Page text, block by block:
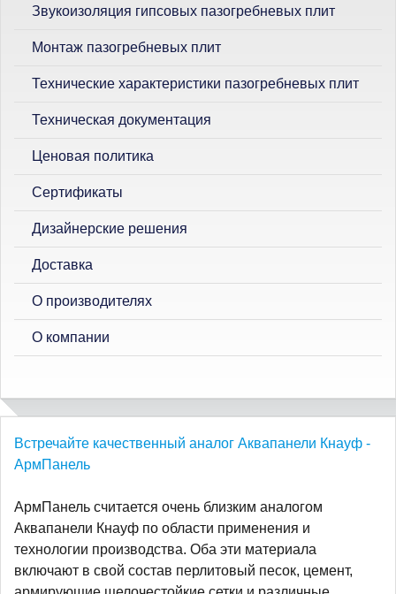
Звукоизоляция гипсовых пазогребневых плит
Монтаж пазогребневых плит
Технические характеристики пазогребневых плит
Техническая документация
Ценовая политика
Сертификаты
Дизайнерские решения
Доставка
О производителях
О компании
Встречайте качественный аналог Аквапанели Кнауф -
АрмПанель
АрмПанель считается очень близким аналогом
Аквапанели Кнауф по области применения и
технологии производства. Оба эти материала
включают в свой состав перлитовый песок, цемент,